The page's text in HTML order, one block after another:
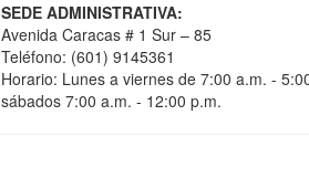
SEDE ADMINISTRATIVA:
Avenida Caracas # 1 Sur – 85
Teléfono: (601) 9145361
Horario: Lunes a viernes de 7:00 a.m. -
sábados 7:00 a.m. - 12:00 p.m.